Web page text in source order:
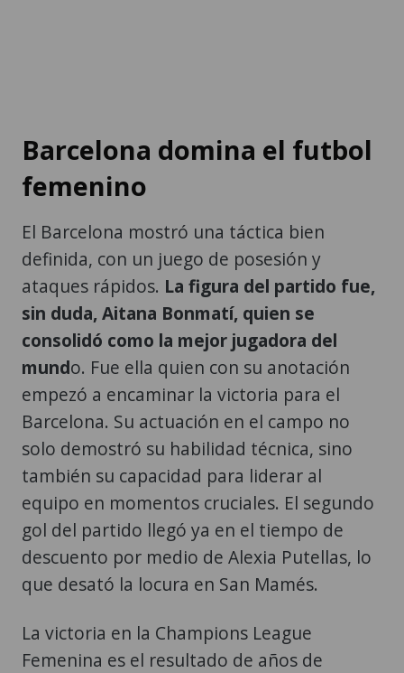
Barcelona domina el futbol
femenino
El Barcelona mostró una táctica bien
definida, con un juego de posesión y
ataques rápidos. La figura del partido fue,
sin duda, Aitana Bonmatí, quien se
consolidó como la mejor jugadora del
mundo. Fue ella quien con su anotación
empezó a encaminar la victoria para el
Barcelona. Su actuación en el campo no
solo demostró su habilidad técnica, sino
también su capacidad para liderar al
equipo en momentos cruciales. El segundo
gol del partido llegó ya en el tiempo de
descuento por medio de Alexia Putellas, lo
que desató la locura en San Mamés.
La victoria en la Champions League
Femenina es el resultado de años de